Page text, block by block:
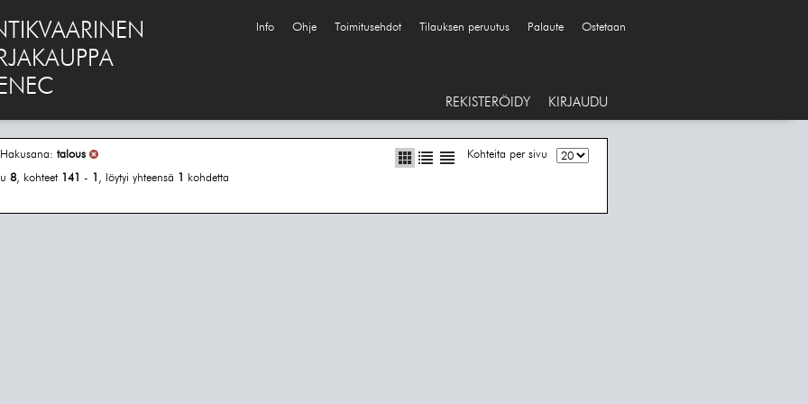
Info Ohje Toimitusehdot Tilauksen peruutus Palaute Ostetaan
REKISTERÖIDY KIRJAUDU
Kohteita per sivu
talous
8, kohteet 141 - 1 , löytyi yhteensä 1 kohdetta